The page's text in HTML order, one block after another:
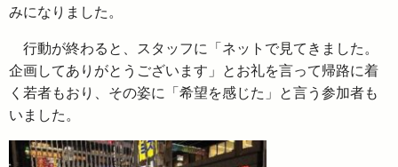
みになりました。
行動が終わると、スタッフに「ネットで見てきました。
企画してありがとうございます」とお礼を言って帰路に着
く若者もおり、その姿に「希望を感じた」と言う参加者も
いました。